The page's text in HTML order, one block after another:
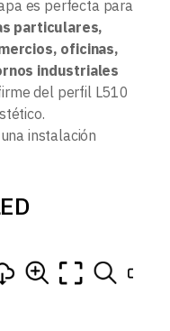
es perfecta para
particulares,
oficinas,
industriales
del perfil L510
instalación